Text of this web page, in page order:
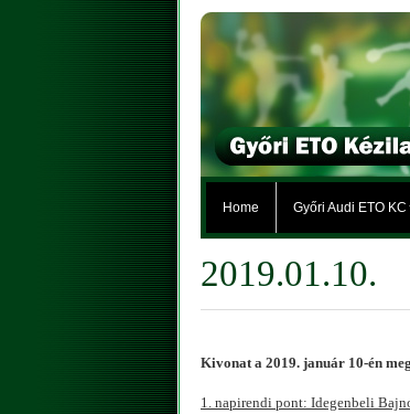
Home Győri Audi ETO KC
2019.01.10.
Kivonat a 2019. január 10-én
1. napirendi pont: Idegenbeli